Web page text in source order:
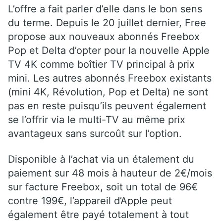
L’offre a fait parler d’elle dans le bon sens
du terme. Depuis le 20 juillet dernier, Free
propose aux nouveaux abonnés Freebox
Pop et Delta d’opter pour la nouvelle Apple
TV 4K comme boîtier TV principal à prix
mini. Les autres abonnés Freebox existants
(mini 4K, Révolution, Pop et Delta) ne sont
pas en reste puisqu’ils peuvent également
se l’offrir via le multi-TV au même prix
avantageux sans surcoût sur l’option.
Disponible à l’achat via un étalement du
paiement sur 48 mois à hauteur de 2€/mois
sur facture Freebox, soit un total de 96€
contre 199€, l’appareil d’Apple peut
également être payé totalement à tout